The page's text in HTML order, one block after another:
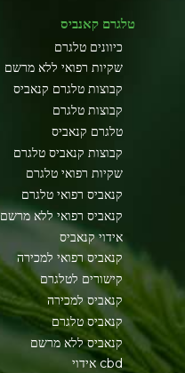
טלגרם קאנביס
כיוונים טלגרם
שקיות רפואי ללא מרשם
קבוצות טלגרם קנאביס
קבוצות טלגרם
טלגרם קנאביס
קבוצות קנאביס טלגרם
שקיות רפואי טלגרם
קנאביס רפואי טלגרם
קנאביס רפואי ללא מרשם
אידוי קנאביס
קנאביס רפואי למכירה
קישורים לטלגרם
קנאביס למכירה
קנאביס טלגרם
קנאביס ללא מרשם
cbd אידוי